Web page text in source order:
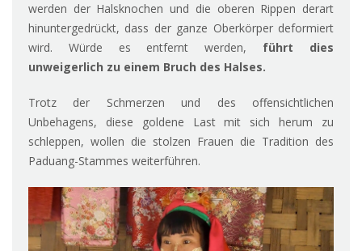
werden der Halsknochen und die oberen Rippen derart
hinuntergedrückt, dass der ganze Oberkörper deformiert
wird. Würde es entfernt werden, führt dies
unweigerlich zu einem Bruch des Halses.
Trotz der Schmerzen und des offensichtlichen
Unbehagens, diese goldene Last mit sich herum zu
schleppen, wollen die stolzen Frauen die Tradition des
Paduang-Stammes weiterführen.